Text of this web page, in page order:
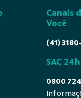
Canais
Você
(41)
SAC 24h
0800